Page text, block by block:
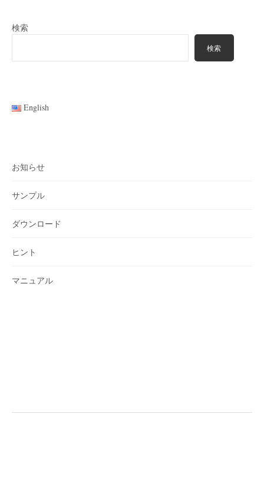
検索
検索
English
お知らせ
サンプル
ダウンロード
ヒント
マニュアル